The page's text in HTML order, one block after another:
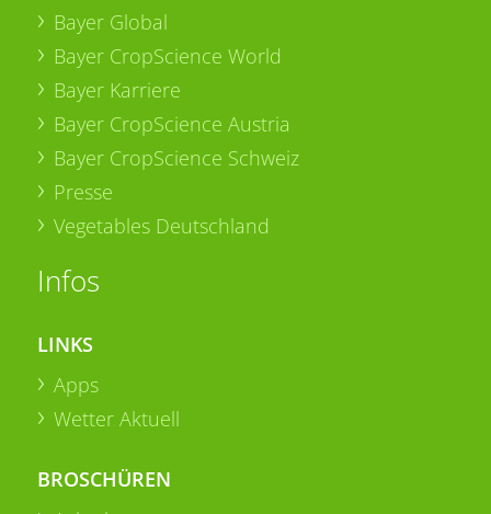
Bayer Global
Bayer CropScience World
Bayer Karriere
Bayer CropScience Austria
Bayer CropScience Schweiz
Presse
Vegetables Deutschland
Infos
LINKS
Apps
Wetter Aktuell
BROSCHÜREN